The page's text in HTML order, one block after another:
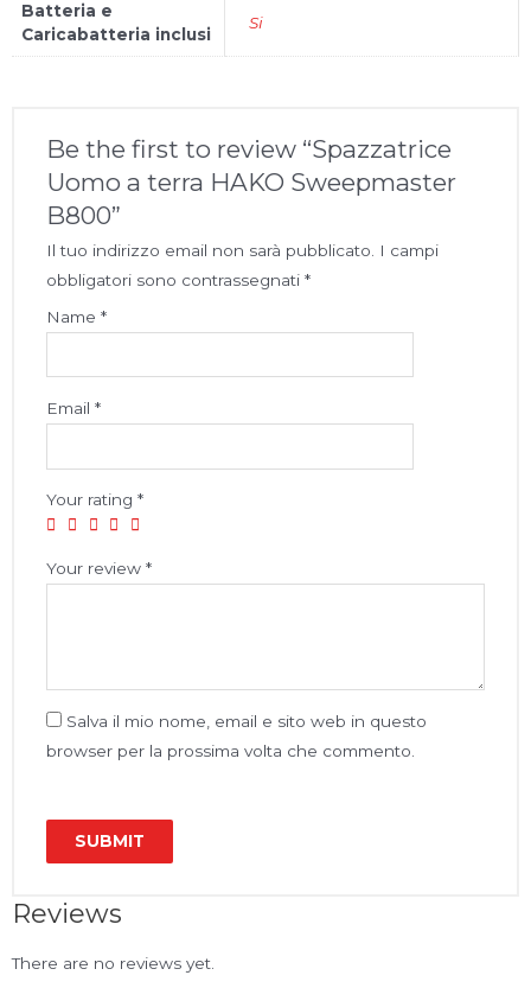
Batteria e
Caricabatteria inclusi
Si
Reviews
There are no reviews yet.
Be the first to review “Spazzatrice
Uomo a terra HAKO Sweepmaster
B800”
Il tuo indirizzo email non sarà pubblicato.
I campi
obbligatori sono contrassegnati*
Name*
Email*
Your rating*
Your review*
Salva il mio nome, email e sito web in questo
browser per la prossima volta che commento.